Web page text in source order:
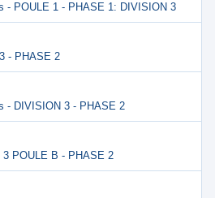
- POULE 1 - PHASE 1: DIVISION 3
- PHASE 2
- DIVISION 3 - PHASE 2
POULE B - PHASE 2